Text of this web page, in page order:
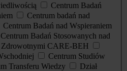
Centrum Badań
Centrum badań nad
Centrum Badań nad Wspieraniem
Centrum Badań Stosowanych nad
CARE-BEH
Centrum Studiów
Transferu Wiedzy
Dział